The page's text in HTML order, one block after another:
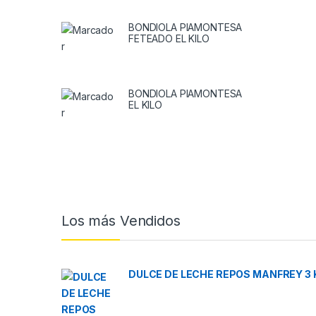
BONDIOLA PIAMONTESA
FETEADO EL KILO
BONDIOLA PIAMONTESA
EL KILO
Brands Carousel
Los más Vendidos
DULCE DE LECHE REPOS MANFREY 3